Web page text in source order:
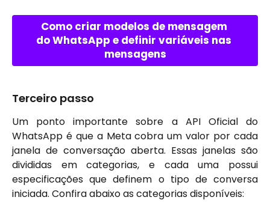
Como criar modelos de mensagem
do WhatsApp e definir variáveis nas
mensagens
Terceiro passo
Um ponto importante sobre a API Oficial do
WhatsApp é que a Meta cobra um valor por cada
janela de conversação aberta. Essas janelas são
divididas em categorias, e cada uma possui
especificações que definem o tipo de conversa
iniciada. Confira abaixo as categorias disponíveis: